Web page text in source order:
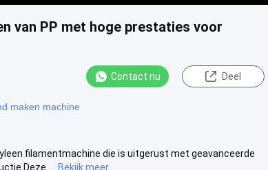
van PP met hoge prestaties voor
Contact nu Deel
maken machine
filamentmachine die is uitgerust met geavanceerde
...
Bekijk meer